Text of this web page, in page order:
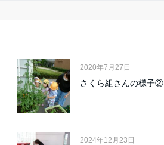
2020年7月27日
さくら組さんの様子②
2024年12月23日